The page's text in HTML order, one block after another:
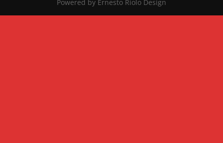
Powered by Ernesto Riolo Design